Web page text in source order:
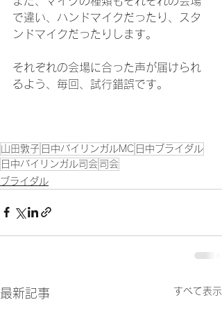
で違い、ハンドマイクだったり、スタ
ンドマイクだったりします。
それぞれの会場に合った声が届けられ
るよう、毎回、試行錯誤です。
山田敦子 日中バイリンガルMC 日中ブライダル
日中バイリンガル司会 司会
ブライダル
最新記事 すべて表示